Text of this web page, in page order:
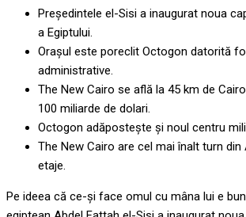
Președintele el-Sisi a inaugurat noua
a Egiptului.
Orașul este poreclit Octogon datorită
administrative.
The New Cairo se află la 45 km de
100 miliarde de dolari.
Octogon adăpostește și noul centru
The New Cairo are cel mai înalt turn din
etaje.
Pe ideea că ce-și face omul cu mâna lui e